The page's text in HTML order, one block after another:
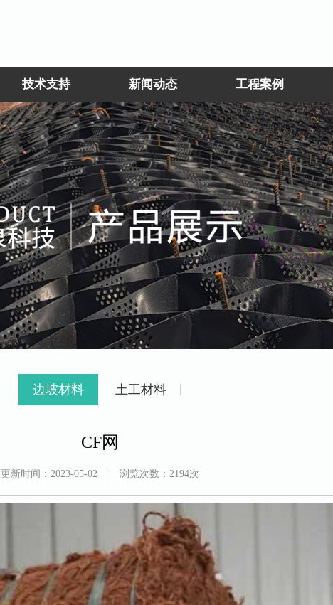
技术支持 新闻动态 工程案例
边坡材料 土工材料
CF网
更新时间： 2023-05-02| 浏览次数： 2194次